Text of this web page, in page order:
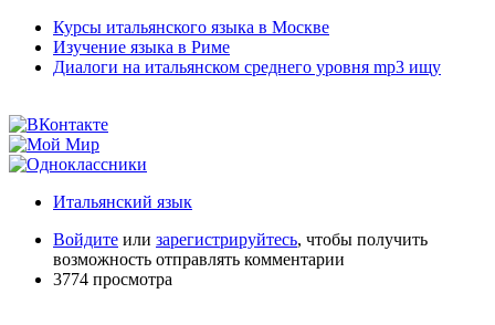
Курсы итальянского языка в Москве
Изучение языка в Риме
Диалоги на итальянском среднего уровня mp3 ищу
Итальянский язык
Войдите или зарегистрируйтесь, чтобы получить
возможность отправлять комментарии
3774 просмотра